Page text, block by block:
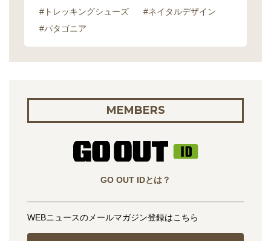
#トレッキングシューズ
#ネイタルデザイン
#パタゴニア
MEMBERS
GO OUT IDとは？
WEBニュースのメールマガジン登録はこちら